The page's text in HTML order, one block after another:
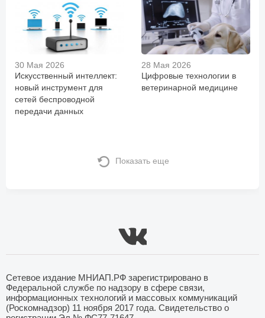
30 Мая 2026
Искусственный интеллект:
новый инструмент для
сетей беспроводной
передачи данных
28 Мая 2026
Цифровые технологии в
ветеринарной медицине
Показать еще
Сетевое издание МНИАП.РФ зарегистрировано в
Федеральной службе по надзору в сфере связи,
информационных технологий и массовых коммуникаций
(Роскомнадзор) 11 ноября 2017 года. Свидетельство о